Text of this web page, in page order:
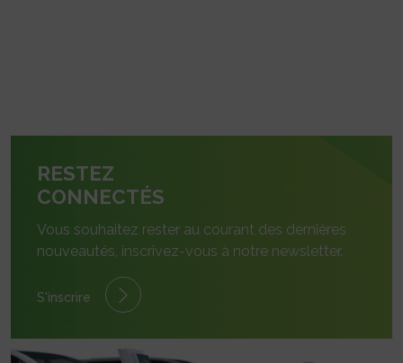
RESTEZ
CONNECTÉS
Vous souhaitez rester au courant des dernières
nouveautés, inscrivez-vous à notre newsletter.
S'inscrire